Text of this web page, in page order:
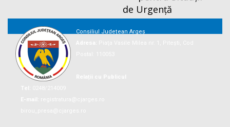
de Urgență
Consiliul Județean Argeș